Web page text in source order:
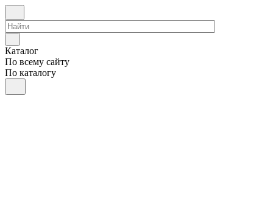
Каталог
По всему сайту
По каталогу